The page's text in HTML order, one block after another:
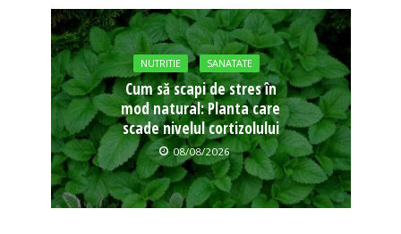
NUTRITIE SANATATE
Cum să scapi de stres în
mod natural: Planta care
scade nivelul cortizolului
08/08/2026